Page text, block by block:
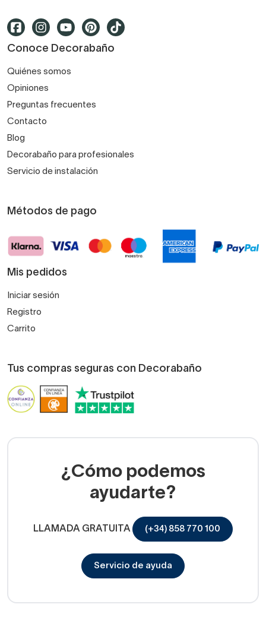
Conoce Decorabaño
Quiénes somos
Opiniones
Preguntas frecuentes
Contacto
Blog
Decorabaño para profesionales
Servicio de instalación
Métodos de pago
Mis pedidos
Iniciar sesión
Registro
Carrito
Tus compras seguras con Decorabaño
¿Cómo podemos
ayudarte?
LLAMADA GRATUITA (+34) 858 770 100
Servicio de ayuda